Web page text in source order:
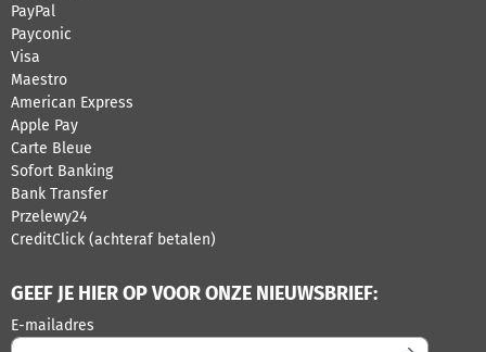
PayPal
Payconic
Visa
Maestro
American Express
Apple Pay
Carte Bleue
Sofort Banking
Bank Transfer
Przelewy24
CreditClick (achteraf betalen)
GEEF JE HIER OP VOOR ONZE NIEUWSBRIEF:
E-mailadres